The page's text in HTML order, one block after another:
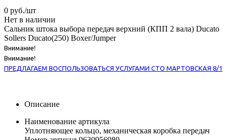
0 руб./шт
Нет в наличии
Сальник штока выбора передач верхний (КПП 2 вала) Ducato
Sollers Ducato(250) Boxer/Jumper
Внимание!
Внимание!
ПРЕДЛАГАЕМ ВОСПОЛЬЗОВАТЬСЯ УСЛУГАМИ СТО МАРТОВСКАЯ 8/1
Описание
Наименование артикула
Уплотняющее кольцо, механическая коробка передач